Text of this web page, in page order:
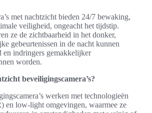
met nachtzicht bieden 24/7 bewaking,
veiligheid, ongeacht het tijdstip.
ze de zichtbaarheid in het donker,
gebeurtenissen in de nacht kunnen
en indringers gemakkelijker
worden.
beveiligingscamera’s?
werken met technologieën
en low-light omgevingen, waarmee ze